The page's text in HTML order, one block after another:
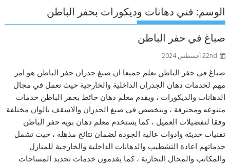
الوسم: فني دهانات وديكورات بحفر الباطن
صباغ في حفر الباطن
22nd أغسطس 2024
صباغ في حفر الباطن نعلم جميعا ان صبغ جدران حفر الباطن هو امر
مهم لخدمات دهان الجدران الداخلية والخارجية حيث نعمل في مجال
الدهانات والديكورات ، ويقدم معلم دهان حائط بحفر الباطن خدمات
متنوعه ومحترفة ، ويتخصص في صبغ الجدران والاسقف بالوان مختلفة
وفقا لتفضيلات العميل ، كما يستخدم معلم دهان بويه حفر الباطن
تقنيات حديثة وادوات عالية الجودة لضمان نتائج مذهلة ، حيث تشمل
خدماتهم اعادة التشطيب والدهانات الداخلية والخارجية للمنازل
والمكاتب والمحال التجارية ، كما يقدمون خدمات تجديد المساحات